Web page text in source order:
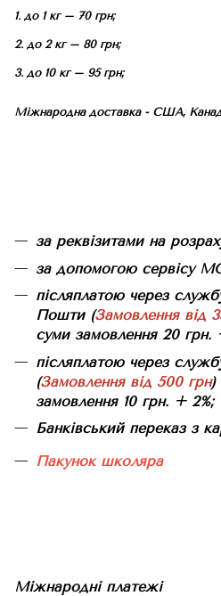
1. до 1 кг – 70 грн;
2. до 2 кг – 80 грн;
3. до 10 кг – 95 грн;
Міжнародна доставка - США,
за реквізитами на
за допомогою сервісу
післяплатою через
Пошти (Замовлення від
суми замовлення 20 грн.
післяплатою через
(Замовлення від 500 грн)
замовлення 10 грн. + 2%;
Банківський переказ з
Пакунок школяра
Міжнародні платежі